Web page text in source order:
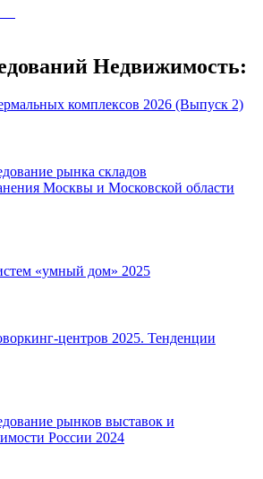
Недвижимость:
комплексов 2026 (Выпуск 2)
рынка складов
Москвы и Московской области
«умный дом» 2025
центров 2025. Тенденции
рынков выставок и
России 2024